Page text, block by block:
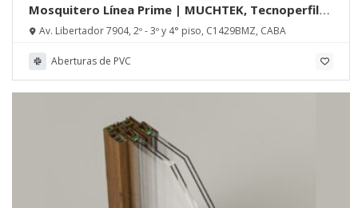
Mosquitero Línea Prime | MUCHTEK, Tecnoperfiles
Group
Av. Libertador 7904, 2º - 3º y 4° piso, C1429BMZ, CABA
Aberturas de PVC